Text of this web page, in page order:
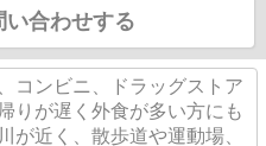
い合わせする
コンビニ、ドラッグストア
りが遅く外食が多い方にも
が近く、散歩道や運動場、